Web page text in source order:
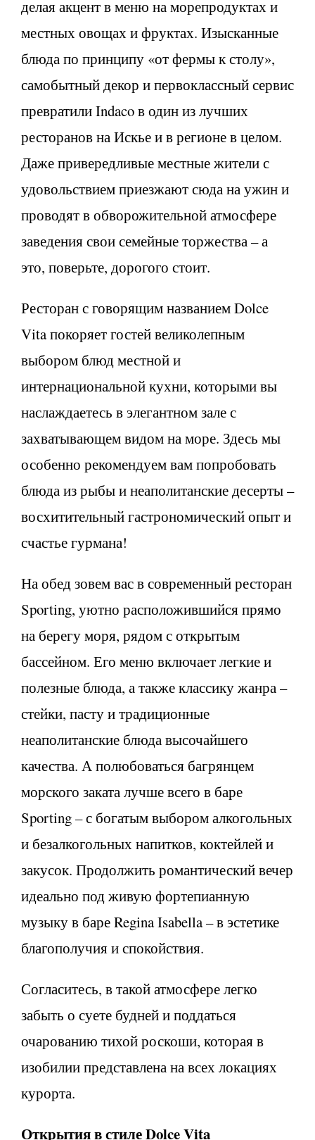
делая акцент в меню на морепродуктах и
местных овощах и фруктах. Изысканные
блюда по принципу «от фермы к столу»,
самобытный декор и первоклассный сервис
превратили Indaco в один из лучших
ресторанов на Искье и в регионе в целом.
Даже привередливые местные жители с
удовольствием приезжают сюдана ужини
проводят в обворожительной атмосфере
заведения свои семейные торжества – а
это, поверьте, дорогого стоит.
Ресторан с говорящим названием Dolce
Vita покоряет гостей великолепным
выбором блюд местной и
интернациональной кухни, которыми вы
наслаждаетесь в элегантном зале с
захватывающем видом на море. Здесь мы
особенно рекомендуем вам попробовать
блюда из рыбы и неаполитанские десерты –
восхитительный гастрономический опыт и
счастье гурмана!
На обед зовем вас в современный ресторан
Sporting, уютно расположившийся прямо
на берегу моря, рядом с открытым
бассейном. Его меню включает легкие и
полезные блюда, а также классику жанра –
стейки, пасту и традиционные
неаполитанские блюда высочайшего
качества. А полюбоваться багрянцем
морского заката лучше всего в баре
Sporting – с богатым выбором алкогольных
и безалкогольных напитков, коктейлей и
закусок. Продолжить романтический вечер
идеально под живую фортепианную
музыку в баре Regina Isabella – в эстетике
благополучия и спокойствия.
Согласитесь, в такой атмосфере легко
забыть о суете будней и поддаться
очарованию тихой роскоши, которая в
изобилии представлена на всех локациях
курорта.
Открытия в стиле Dolce Vita